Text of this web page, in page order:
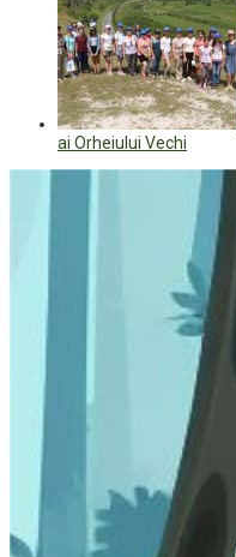
ai Orheiului Vechi